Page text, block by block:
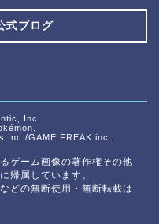
式ブログ
Inc.
GAME FREAK inc.
ゲーム画像の著作権その他
帰属しています。
どの無断使用・無断転載は